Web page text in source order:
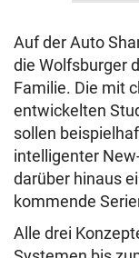
Auf der Auto
die Wolfsburger
Familie. Die mit
entwickelten
sollen
intelligenter
darüber hinaus
kommende
Alle drei